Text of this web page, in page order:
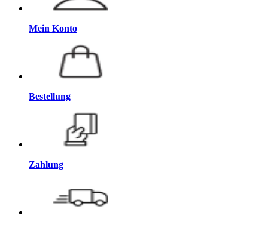
Mein Konto
Bestellung
Zahlung